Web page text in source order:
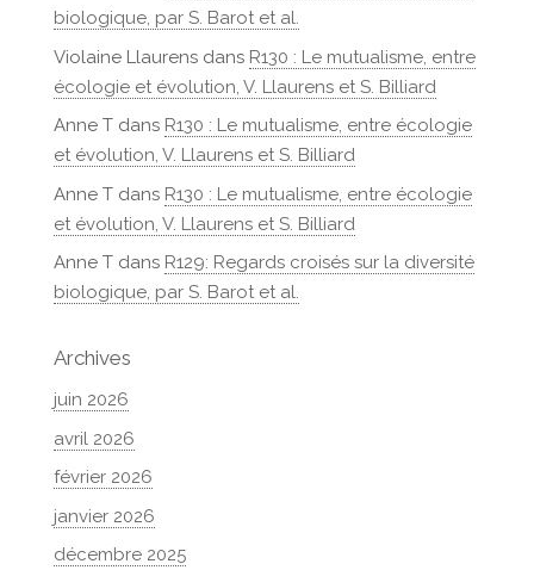
biologique, par S. Barot et al.
Violaine Llaurensdans R130 : Le mutualisme, entre
écologie et évolution, V. Llaurens et S. Billiard
Anne Tdans R130 : Le mutualisme, entre écologie
et évolution, V. Llaurens et S. Billiard
Anne Tdans R130 : Le mutualisme, entre écologie
et évolution, V. Llaurens et S. Billiard
Anne Tdans R129: Regards croisés sur la diversité
biologique, par S. Barot et al.
Archives
juin 2026
avril 2026
février 2026
janvier 2026
décembre 2025